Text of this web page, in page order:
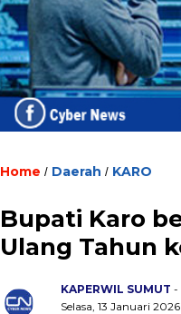
Home / Daerah / KARO
Bupati Karo
Ulang Tahun
KAPERWIL SUMUT -
Selasa, 13 Januari